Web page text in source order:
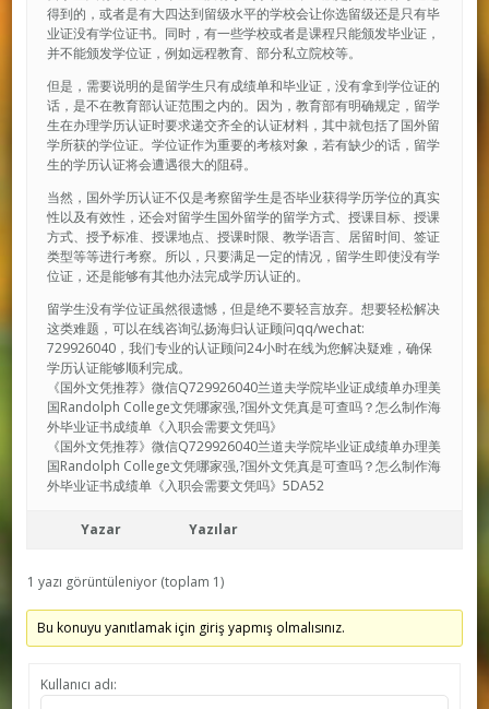
得到的，或者是有大四达到留级水平的学校会让你选留级还是只有毕
业证没有学位证书。同时，有一些学校或者是课程只能颁发毕业证，
并不能颁发学位证，例如远程教育、部分私立院校等。
但是，需要说明的是留学生只有成绩单和毕业证，没有拿到学位证的
话，是不在教育部认证范围之内的。因为，教育部有明确规定，留学
生在办理学历认证时要求递交齐全的认证材料，其中就包括了国外留
学所获的学位证。学位证作为重要的考核对象，若有缺少的话，留学
生的学历认证将会遭遇很大的阻碍。
当然，国外学历认证不仅是考察留学生是否毕业获得学历学位的真实
性以及有效性，还会对留学生国外留学的留学方式、授课目标、授课
方式、授予标准、授课地点、授课时限、教学语言、居留时间、签证
类型等等进行考察。所以，只要满足一定的情况，留学生即使没有学
位证，还是能够有其他办法完成学历认证的。
留学生没有学位证虽然很遗憾，但是绝不要轻言放弃。想要轻松解决
这类难题，可以在线咨询弘扬海归认证顾问qq/wechat:
729926040，我们专业的认证顾问24小时在线为您解决疑难，确保
学历认证能够顺利完成。
《国外文凭推荐》微信Q729926040兰道夫学院毕业证成绩单办理美
国Randolph College文凭哪家强,?国外文凭真是可查吗？怎么制作海
外毕业证书成绩单《入职会需要文凭吗》
《国外文凭推荐》微信Q729926040兰道夫学院毕业证成绩单办理美
国Randolph College文凭哪家强,?国外文凭真是可查吗？怎么制作海
外毕业证书成绩单《入职会需要文凭吗》5DA52
Yazar Yazılar
1 yazı görüntüleniyor (toplam 1)
Bu konuyu yanıtlamak için giriş yapmış olmalısınız.
Kullanıcı adı: